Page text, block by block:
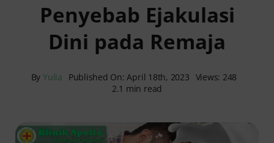
0821-1099-9870
Penyebab Ejakulasi
Dini pada Remaja
ByYulia Published On: April 18th, 2023 Views: 248
2.1 min read